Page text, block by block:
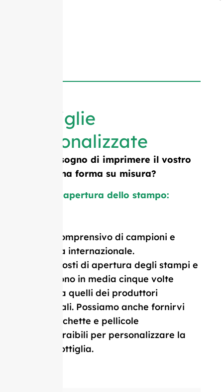
Bottiglie
personalizzate
Avete bisogno di imprimere il vostro
logo o una forma su misura?
Costo di apertura dello stampo:
Prezzo comprensivo di campioni e
consegna internazionale.
I nostri costi di apertura degli stampi e
il MOQ sono in media cinque volte
inferiori a quelli dei produttori
occidentali. Possiamo anche fornirvi
tappi, etichette e pellicole
termoretraibili per personalizzare la
vostra bottiglia.